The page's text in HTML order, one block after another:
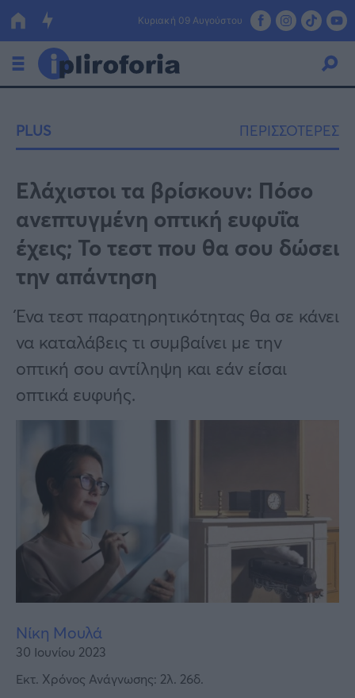
Κυριακή 09 Αυγούστου
Οικονομία
Πολιτική
Τράπεζες
Επιδοτήσεις
ΕΣΠΑ
Κόσμος
Lifestyle
Αθλητικά
Υγεία
Γυναίκα
PLUS ΠΕΡΙΣΣΟΤΕΡΕΣ
Ελάχιστοι τα βρίσκουν: Πόσο
ανεπτυγμένη οπτική ευφυΐα
έχεις; Το τεστ που θα σου δώσει
την απάντηση
Ένα τεστ παρατηρητικότητας θα σε κάνει
να καταλάβεις τι συμβαίνει με την
οπτική σου αντίληψη και εάν είσαι
οπτικά ευφυής.
Νίκη Μουλά
30 Ιουνίου 2023
Εκτ. Χρόνος Ανάγνωσης: 2λ. 26δ.